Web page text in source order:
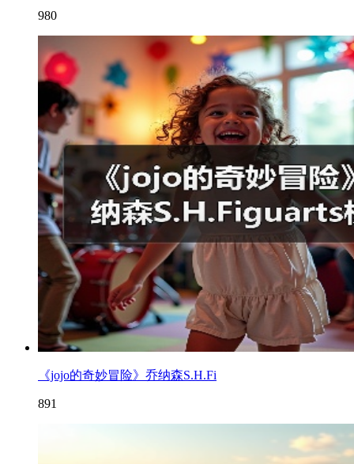
980
《jojo的奇妙冒险》乔纳森S.H.Fi
891